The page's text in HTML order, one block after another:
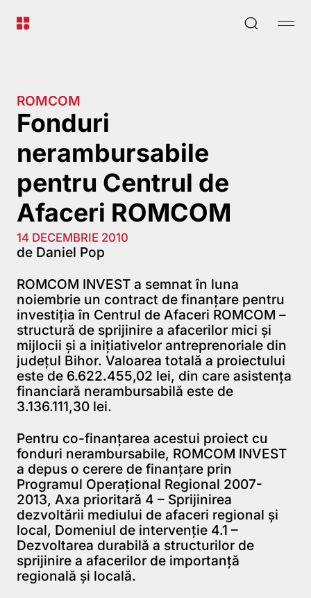
ROMCOM
Fonduri
nerambursabile
pentru Centrul de
Afaceri ROMCOM
14 DECEMBRIE 2010
de Daniel Pop
ROMCOM INVEST a semnat în luna
noiembrie un contract de finanţare pentru
investiţia în Centrul de Afaceri ROMCOM –
structură de sprijinire a afacerilor mici şi
mijlocii şi a iniţiativelor antreprenoriale din
judeţul Bihor. Valoarea totală a proiectului
este de 6.622.455,02 lei, din care asistenţa
financiară nerambursabilă este de
3.136.111,30 lei.
Pentru co-finanţarea acestui proiect cu
fonduri nerambursabile, ROMCOM INVEST
a depus o cerere de finanţare prin
Programul Operaţional Regional 2007-
2013, Axa prioritară 4 – Sprijinirea
dezvoltării mediului de afaceri regional şi
local, Domeniul de intervenţie 4.1 –
Dezvoltarea durabilă a structurilor de
sprijinire a afacerilor de importanţă
regională şi locală.